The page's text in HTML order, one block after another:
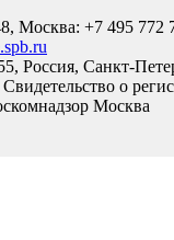
Москва: +7 495 772
Россия, Санкт-
о
Москва